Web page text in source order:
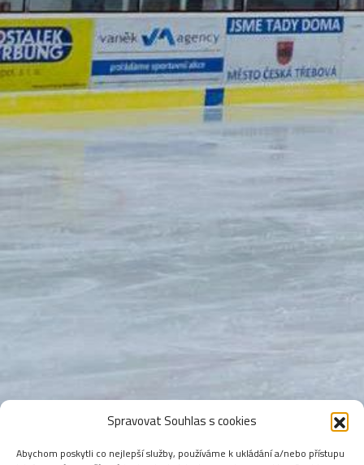
Spravovat Souhlas s cookies
Abychom poskytli co nejlepší služby, používáme k ukládání a/nebo přístupu